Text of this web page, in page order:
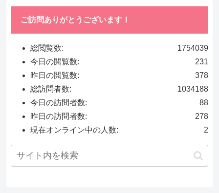
ご訪問ありがとうございます！
1754039
総閲覧数:
231
今日の閲覧数:
378
昨日の閲覧数:
1034188
総訪問者数:
88
今日の訪問者数:
278
昨日の訪問者数:
2
現在オンライン中の人数: